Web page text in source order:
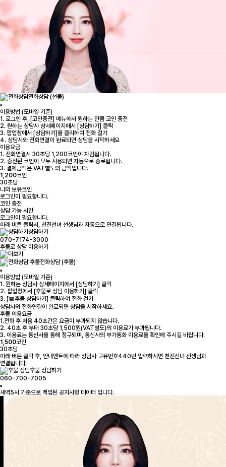
전화상담 (선불)
이용방법 (모바일 기준)
1. 로그인 후, [코인충전] 메뉴에서 원하는 만큼 코인 충전
2. 원하는 상담사 상세페이지에서 [상담하기] 클릭
3. 팝업창에서 [상담하기]를 클리하여 전화 걸기
4. 상담사와 전화연결이 완료되면 상담을 시작하세요
이용요금
1. 전화연결시 30초당 1,200코인이 차감됩니다.
2. 충전된 코인이 모두 사용되면 자동으로 종료됩니다.
3. 결제금액은 VAT별도의 금액입니다.
1,200코인
30초당
나의 보유코인
로그인이 필요합니다.
코인 충전
상담 가능 시간
로그인이 필요합니다.
아래 버튼 클릭시, 천진선녀 선생님과 자동으로 연결됩니다.
상담하기
070-7174-3000
후불로 상담 이용하기
전화상담 (후불)
이용방법 (모바일 기준)
1. 원하는 상담사 상세페이지에서 [상담하기] 클릭
2. 팝업창에서 [후불로 상담 이용하기] 클릭
3. [☎후불 상담하기] 클릭하여 전화 걸기
상담사와 전화연결이 완료되면 상담을 시작하세요.
후불 이용요금
1.전화 후 처음 40초간은 요금이 부과되지 않습니다.
2. 40초 후 부터 30초당 1,500원(VAT별도)의 이용료가 부과됩니다.
3. 이용료는 통신사를 통해 청구되며, 통신사의 부가통화 이용료를 확인해 주시길 바랍니다.
1,500코인
30초당
아래 버튼 클릭 후, 안내멘트에 따라 상담사 고유번호440번 입력하시면 천진선녀 선생님과
연결됩니다.
후불 상담하기
060-700-7005